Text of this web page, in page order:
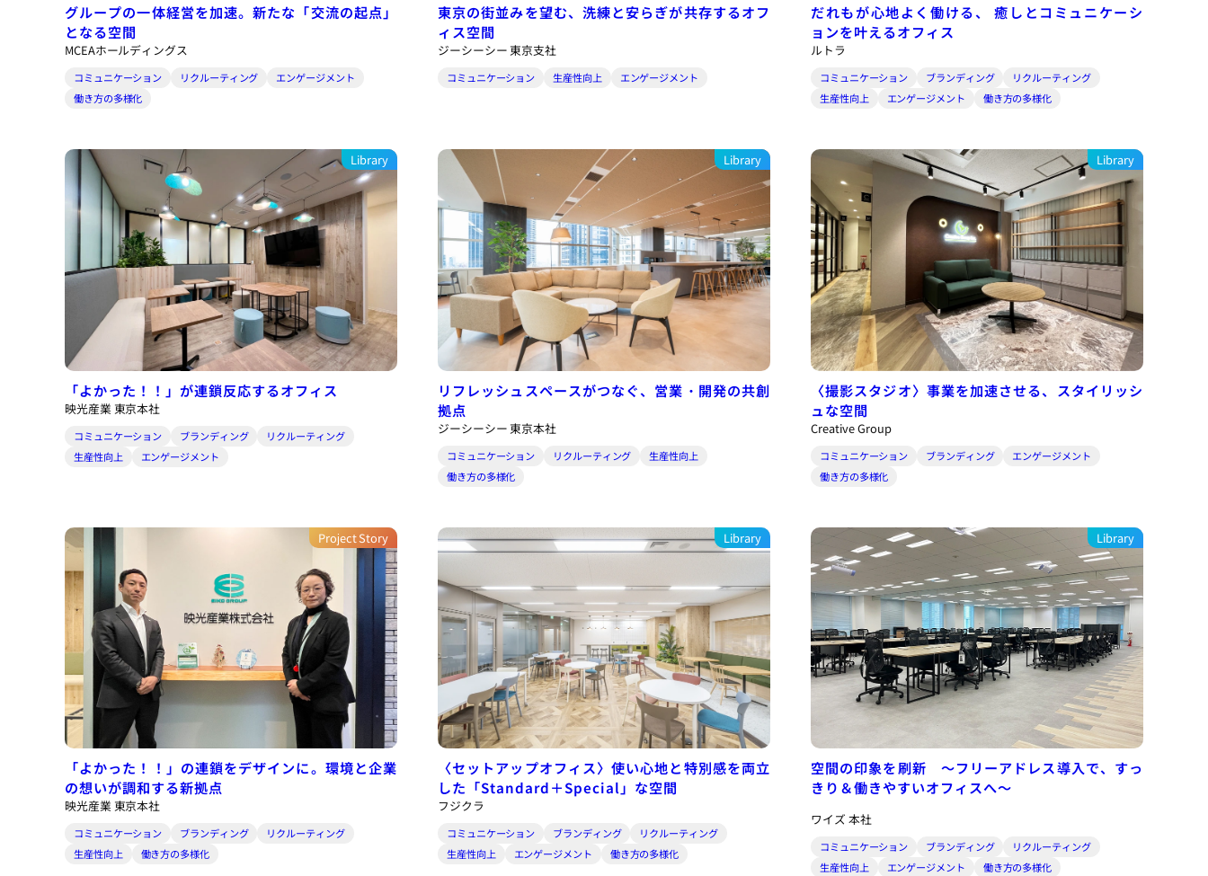
グループの一体経営を加速。新たな「交流の起点」
となる空間
MCEAホールディングス
コミュニケーション リクルーティング
エンゲージメント
働き方の多様化
東京の街並みを望む、洗練と安らぎが共存するオフ
ィス空間
ジーシーシー 東京支社
コミュニケーション 生産性向上 エンゲージメント
だれもが心地よく働ける、
癒しとコミュニケーシ
ョンを叶えるオフィス
ルトラ
コミュニケーション ブランディング
リクルーティング
生産性向上
エンゲージメント 働き方の多様化
Library
「よかった！！」が連鎖反応するオフィス
映光産業 東京本社
コミュニケーション ブランディング
リクルーティング
生産性向上
エンゲージメント
Library
リフレッシュスペースがつなぐ、営業・開発の共創
拠点
ジーシーシー 東京本社
コミュニケーション リクルーティング
生産性向上
働き方の多様化
Library
〈撮影スタジオ〉事業を加速させる、スタイリッシ
ュな空間
Creative Group
コミュニケーション ブランディング
エンゲージメント
働き方の多様化
Project Story
「よかった！！」の連鎖をデザインに。環境と企業
の想いが調和する新拠点
映光産業 東京本社
コミュニケーション ブランディング
リクルーティング
生産性向上
働き方の多様化
Library
〈セットアップオフィス〉使い心地と特別感を両立
した「Standard＋Special」な空間
フジクラ
コミュニケーション ブランディング
リクルーティング
生産性向上
エンゲージメント 働き方の多様化
Library
空間の印象を刷新 ～フリーアドレス導入で、すっ
きり＆働きやすいオフィスへ～
ワイズ 本社
コミュニケーション ブランディング
リクルーティング
生産性向上
エンゲージメント 働き方の多様化